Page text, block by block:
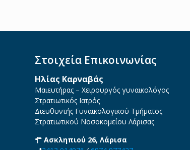
Στοιχεία Επικοινωνίας
Ηλίας Καρναβάς
Μαιευτήρας – Χειρουργός γυναικολόγος
Στρατιωτικός Ιατρός
Διευθυντής Γυναικολογικού Τμήματος
Στρατιωτικού Νοσοκομείου Λάρισας
Ασκληπιού 26, Λάρισα